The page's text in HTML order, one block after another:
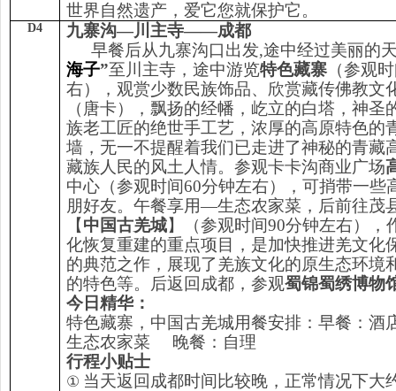
世界自然遗产，爱它您就保护它。
D4
九寨沟—川主寺——成都
早餐后从九寨沟口出发,途中经过美丽的
海子”至川主寺，途中游览特色藏寨 （参观
右），观赏少数民族饰品、欣赏藏传佛教
（唐卡），飘扬的经幡，屹立的白塔，神圣
族老工匠的绝世手工艺，浓厚的高原特色的
墙，无一不提醒着我们已走进了神秘的青藏
藏族人民的风土人情。参观卡卡沟商业广场
中心（参观时间60分钟左右），可捎带一些
朋好友。午餐享用—生态农家菜，后前往茂
【中国古羌城】（参观时间90分钟左右），
化恢复重建的重点项目，是加快推进羌文化
的典范之作，展现了羌族文化的原生态环境
的特色等。后返回成都 ，参观蜀锦蜀绣博物
今日精华：
特色藏寨，中国古羌城用餐安排：早餐：酒
生态农家菜 晚餐：自理
行程小贴士
① 当天返回成都时间比较晚，正常情况下大